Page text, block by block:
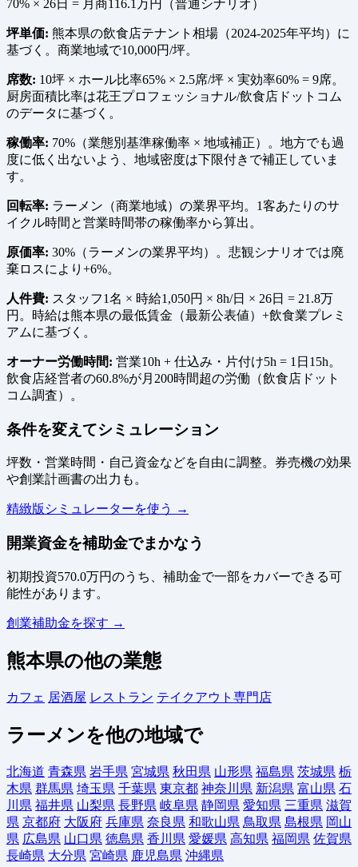
70% × 26日 = 月商116.1万円（普通シナリオ）
坪単価: 熊本県の飲食店テナント相場（2024-2025年平均）に
基づく。商業地域で10,000円/坪。
席数: 10坪 × ホール比率65% × 2.5席/坪 × 実効率60% = 9席。
厨房面積比率は花王プロフェッショナル/飲食店ドットコム
のデータに基づく。
稼働率: 70%（業態別基準稼働率 × 地域補正）。地方でも過
度に低く出ないよう、地域密度は下限付きで補正していま
す。
回転率: ラーメン（商業地域）の業界平均。1客あたりのサ
イクル時間と営業時間帯の稼働率から算出。
原価率: 30%（ラーメンの業界平均）。悲観シナリオでは廃
棄ロスにより+6%。
人件費: スタッフ1名 × 時給1,050円 × 8h/日 × 26日 = 21.8万
円。時給は熊本県の最低賃金（最新公表値）+飲食業プレミ
アムに基づく。
オーナー労働時間: 営業10h + 仕込み・片付け5h = 1日15h。
飲食店経営者の60.8%が月200時間超の労働（飲食店ドット
コム調査）。
条件を変えてシミュレーション
坪数・営業時間・自己資金などを自由に調整。券売機の効果
や創業計画書の出力も。
精緻版シミュレーターを使う →
開業資金を補助金でまかなう
初期投資570.0万円のうち、補助金で一部をカバーできる可
能性があります。
創業補助金を探す →
熊本県の他の業態
カフェ 居酒屋 レストラン テイクアウト専門店
ラーメンを他の地域で
北海道 青森県 岩手県 宮城県 秋田県 山形県 福島県 茨城県 栃
木県 群馬県 埼玉県 千葉県 東京都 神奈川県 新潟県 富山県 石
川県 福井県 山梨県 長野県 岐阜県 静岡県 愛知県 三重県 滋賀
県 京都府 大阪府 兵庫県 奈良県 和歌山県 鳥取県 島根県 岡山
県 広島県 山口県 徳島県 香川県 愛媛県 高知県 福岡県 佐賀県
長崎県 大分県 宮崎県 鹿児島県 沖縄県